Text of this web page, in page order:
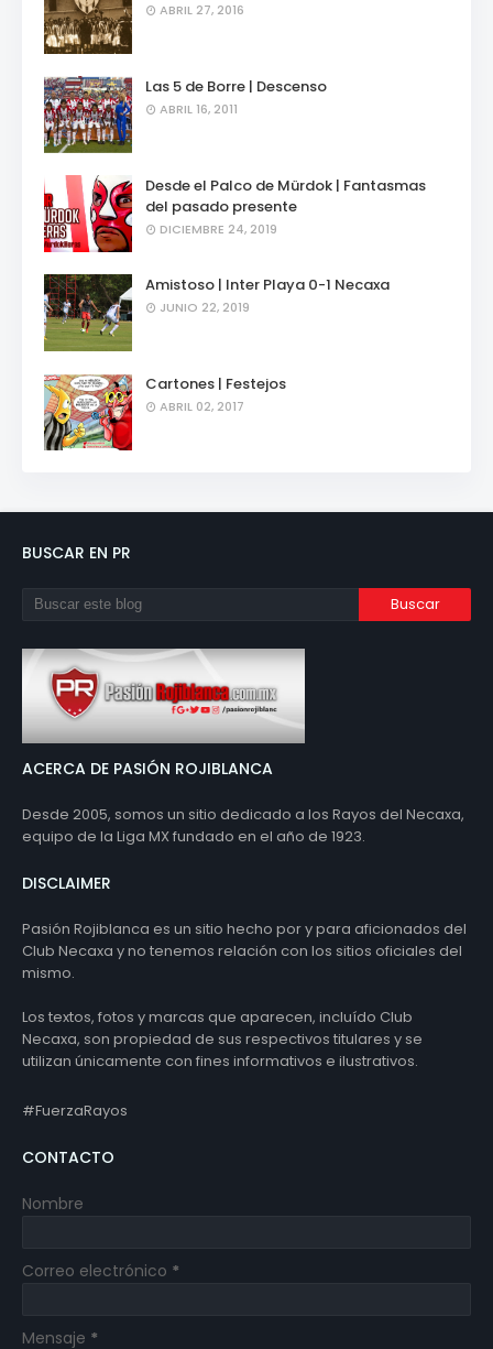
ABRIL 27, 2016
Las 5 de Borre | Descenso
ABRIL 16, 2011
Desde el Palco de Mürdok | Fantasmas
del pasado presente
DICIEMBRE 24, 2019
Amistoso | Inter Playa 0-1 Necaxa
JUNIO 22, 2019
Cartones | Festejos
ABRIL 02, 2017
BUSCAR EN PR
ACERCA DE PASIÓN ROJIBLANCA
Desde 2005, somos un sitio dedicado a los Rayos del Necaxa,
equipo de la Liga MX fundado en el año de 1923.
DISCLAIMER
Pasión Rojiblanca es un sitio hecho por y para aficionados del
Club Necaxa y no tenemos relación con los sitios oficiales del
mismo.
Los textos, fotos y marcas que aparecen, incluído Club
Necaxa, son propiedad de sus respectivos titulares y se
utilizan únicamente con fines informativos e ilustrativos.
#FuerzaRayos
CONTACTO
Nombre
Correo electrónico *
Mensaje *